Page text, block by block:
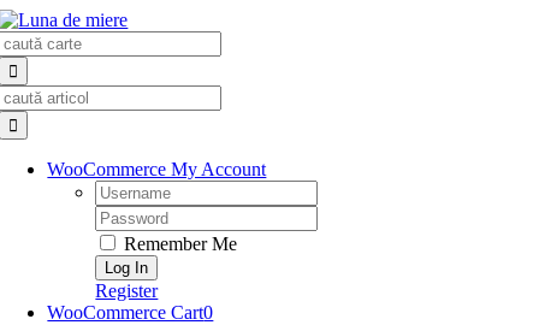
Skip
to
content
WooCommerce My Account
Username:
Password:
Remember Me
Register
WooCommerce Cart0